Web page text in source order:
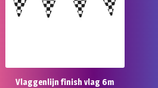
Vlaggenlijn finish vlag 6m